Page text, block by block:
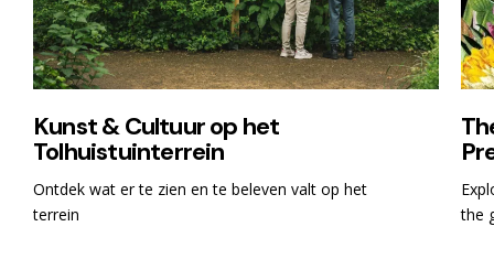
Kunst & Cultuur op het
Tolhuistuinterrein
Ontdek wat er te zien en te beleven valt op het
terrein
the